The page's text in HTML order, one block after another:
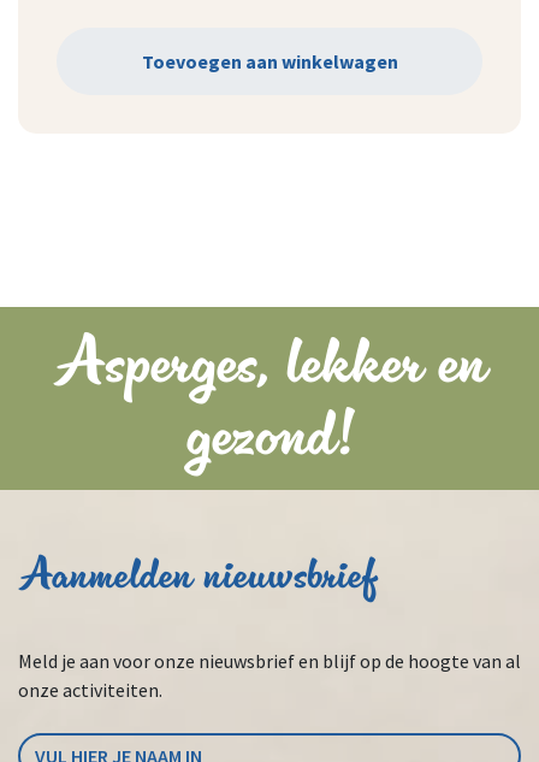
Toevoegen aan winkelwagen
Asperges, lekker en
gezond!
Aanmelden nieuwsbrief
Meld je aan voor onze nieuwsbrief en blijf op de hoogte van al
onze activiteiten.